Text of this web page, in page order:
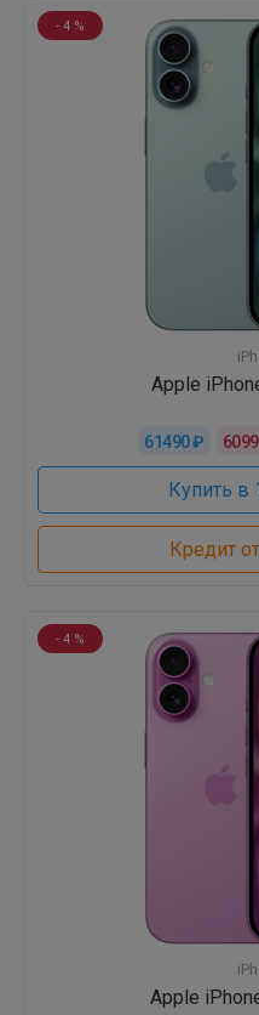
- 4 %
Apple
61490 ₽
Купить в
Кредит
- 4 %
Apple